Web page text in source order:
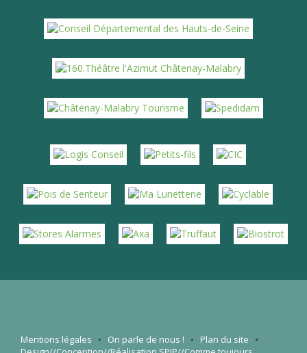
Mentions légales • On parle de nous ! • Plan du site
•